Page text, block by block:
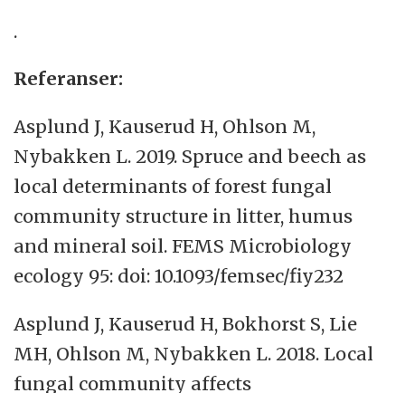
.
Referanser:
Asplund J, Kauserud H, Ohlson M,
Nybakken L. 2019. Spruce and beech as
local determinants of forest fungal
community structure in litter, humus
and mineral soil. FEMS Microbiology
ecology 95: doi: 10.1093/femsec/fiy232
Asplund J, Kauserud H, Bokhorst S, Lie
MH, Ohlson M, Nybakken L. 2018. Local
fungal community affects